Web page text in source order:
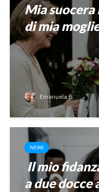
Mia suocera
di mia
Emanuela B.
NEWS
Il mio
a due docce